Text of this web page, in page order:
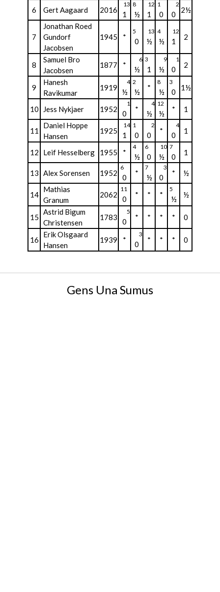
6 Gert Aagaard 2016
13
1
8
½
12
1
1
0
2
0 2½
7
Jonathan Roed
Gundorf
Jacobsen
1945 *
5
0
13
½
4
½
12
1 2
8
Samuel Bro
Jacobsen
1877 *
6
½
3
1
9
½
1
0 2
9
Hanesh
Ravikumar
1919
4
½
2
½ *
8
½
3
0 1½
10 Jess Nykjaer 1952
1
0 *
4
½
12
½ * 1
11
Daniel Hoppe
Hansen
1925
14
1
1
0
2
0 *
4
0 1
12 Leif Hesselberg 1955 *
4
½
6
0
10
½
7
0 1
13 Alex Sorensen 1952
6
0 *
7
½
3
0 * ½
14
Mathias
Granum
2062
11
0 * * *
5
½ ½
15
Astrid Bigum
Christensen
1783
5
0 * * * * 0
16
Erik Olsgaard
Hansen
1939 *
3
0 * * * 0
Gens Una Sumus